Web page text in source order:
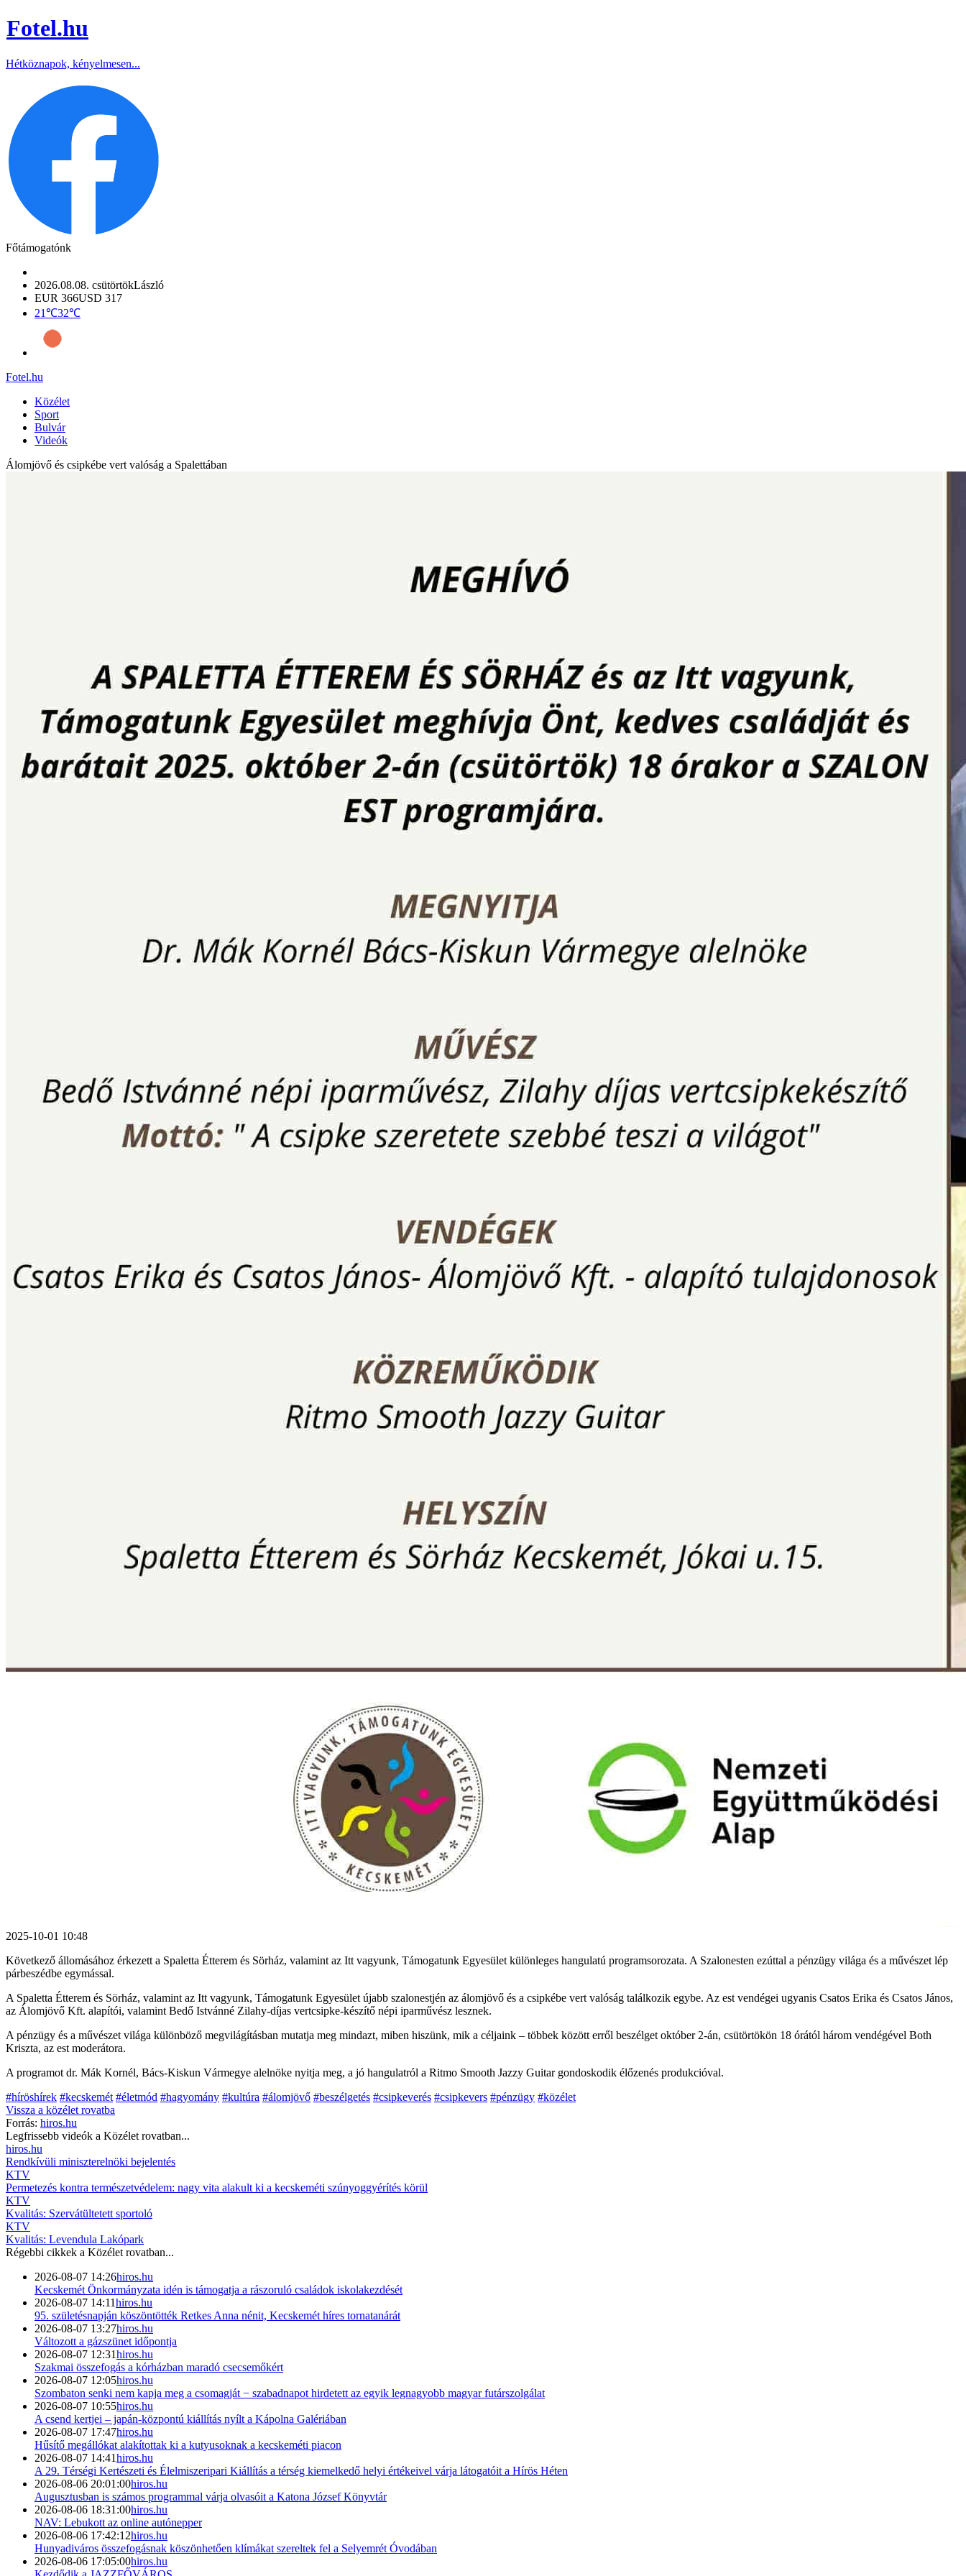
Fotel.hu
Hétköznapok, kényelmesen...
Főtámogatónk
2026.08.08. csütörtökLászló
EUR 366USD 317
21℃32℃
Fotel.hu
Közélet
Sport
Bulvár
Videók
Álomjövő és csipkébe vert valóság a Spalettában
2025-10-01 10:48
Következő állomásához érkezett a Spaletta Étterem és Sörház, valamint az Itt vagyunk, Támogatunk Egyesület különleges hangulatú programsorozata. A Szalonesten ezúttal a pénzügy világa és a művészet lép
párbeszédbe egymással.
A Spaletta Étterem és Sörház, valamint az Itt vagyunk, Támogatunk Egyesület újabb szalonestjén az álomjövő és a csipkébe vert valóság találkozik egybe. Az est vendégei ugyanis Csatos Erika és Csatos János,
az Álomjövő Kft. alapítói, valamint Bedő Istvánné Zilahy-díjas vertcsipke-készítő népi iparművész lesznek.
A pénzügy és a művészet világa különböző megvilágításban mutatja meg mindazt, miben hiszünk, mik a céljaink – többek között erről beszélget október 2-án, csütörtökön 18 órától három vendégével Both
Kriszta, az est moderátora.
A programot dr. Mák Kornél, Bács-Kiskun Vármegye alelnöke nyitja meg, a jó hangulatról a Ritmo Smooth Jazzy Guitar gondoskodik élőzenés produkcióval.
#híröshírek #kecskemét #életmód #hagyomány #kultúra #álomjövő #beszélgetés #csipkeverés #csipkevers #pénzügy #közélet
Vissza a közélet rovatba
Forrás: hiros.hu
Legfrissebb videók a Közélet rovatban...
hiros.hu
Rendkívüli miniszterelnöki bejelentés
KTV
Permetezés kontra természetvédelem: nagy vita alakult ki a kecskeméti szúnyoggyérítés körül
KTV
Kvalitás: Szervátültetett sportoló
KTV
Kvalitás: Levendula Lakópark
Régebbi cikkek a Közélet rovatban...
2026-08-07 14:26hiros.hu
Kecskemét Önkormányzata idén is támogatja a rászoruló családok iskolakezdését
2026-08-07 14:11hiros.hu
95. születésnapján köszöntötték Retkes Anna nénit, Kecskemét híres tornatanárát
2026-08-07 13:27hiros.hu
Változott a gázszünet időpontja
2026-08-07 12:31hiros.hu
Szakmai összefogás a kórházban maradó csecsemőkért
2026-08-07 12:05hiros.hu
Szombaton senki nem kapja meg a csomagját − szabadnapot hirdetett az egyik legnagyobb magyar futárszolgálat
2026-08-07 10:55hiros.hu
A csend kertjei – japán-központú kiállítás nyílt a Kápolna Galériában
2026-08-07 17:47hiros.hu
Hűsítő megállókat alakítottak ki a kutyusoknak a kecskeméti piacon
2026-08-07 14:41hiros.hu
A 29. Térségi Kertészeti és Élelmiszeripari Kiállítás a térség kiemelkedő helyi értékeivel várja látogatóit a Hírös Héten
2026-08-06 20:01:00hiros.hu
Augusztusban is számos programmal várja olvasóit a Katona József Könyvtár
2026-08-06 18:31:00hiros.hu
NAV: Lebukott az online autónepper
2026-08-06 17:42:12hiros.hu
Hunyadiváros összefogásnak köszönhetően klímákat szereltek fel a Selyemrét Óvodában
2026-08-06 17:05:00hiros.hu